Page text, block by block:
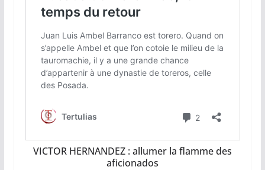
VICTOR HERNANDEZ : allumer la flamme des
aficionados